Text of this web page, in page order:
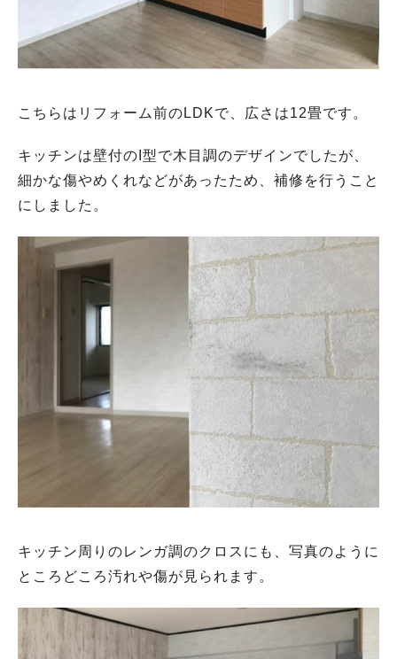
こちらはリフォーム前のLDKで、広さは12畳です。
キッチンは壁付のI型で木目調のデザインでしたが、
細かな傷やめくれなどがあったため、補修を行うこと
にしました。
キッチン周りのレンガ調のクロスにも、写真のように
ところどころ汚れや傷が見られます。